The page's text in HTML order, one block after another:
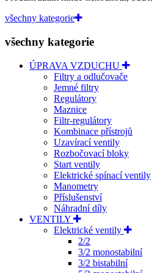
všechny kategorie
všechny kategorie
ÚPRAVA VZDUCHU
Filtry a odlučovače
Jemné filtry
Regulátory
Maznice
Filtr-regulátory
Kombinace přístrojů
Uzavírací ventily
Rozbočovací bloky
Start ventily
Elektrické spínací ventily
Manometry
Příslušenství
Náhradní díly
VENTILY
Elektrické ventily
2/2
3/2 monostabilní
3/2 bistabilní